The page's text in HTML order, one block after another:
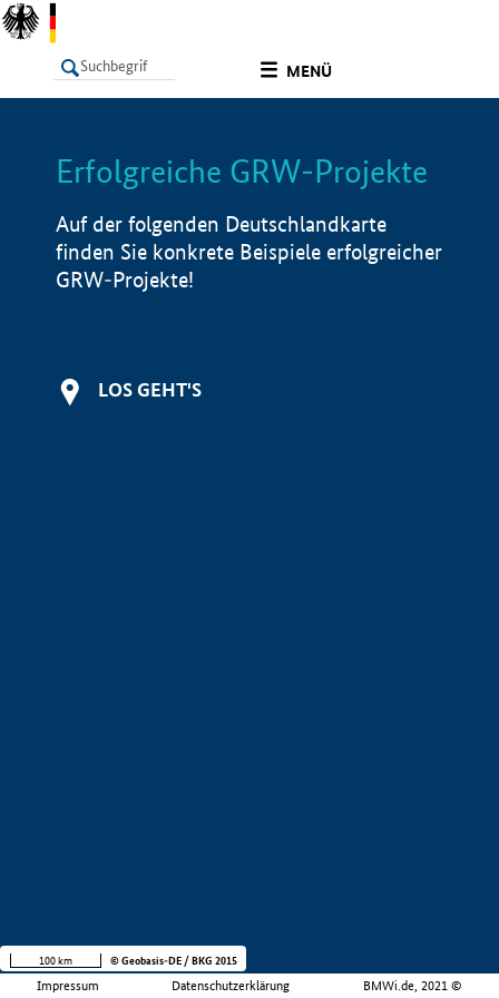
MENÜ
LISTE Info
Erfolgreiche GRW-Projekte
Auf der folgenden Deutschlandkarte
finden Sie konkrete Beispiele erfolgreicher
GRW-Projekte!
LOS GEHT'S
Impressum Datenschutzerklärung BMWi.de, 2021 ©
100 km © Geobasis-DE / BKG 2015